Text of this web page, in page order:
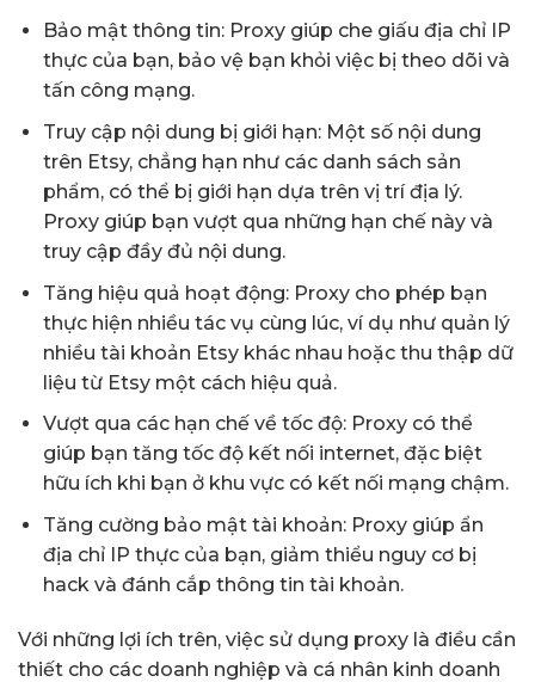
Bảo mật thông tin: Proxy giúp che giấu địa chỉ IP
thực của bạn, bảo vệ bạn khỏi việc bị theo dõi và
tấn công mạng.
Truy cập nội dung bị giới hạn: Một số nội dung
trên Etsy, chẳng hạn như các danh sách sản
phẩm, có thể bị giới hạn dựa trên vị trí địa lý.
Proxy giúp bạn vượt qua những hạn chế này và
truy cập đầy đủ nội dung.
Tăng hiệu quả hoạt động: Proxy cho phép bạn
thực hiện nhiều tác vụ cùng lúc, ví dụ như quản lý
nhiều tài khoản Etsy khác nhau hoặc thu thập dữ
liệu từ Etsy một cách hiệu quả.
Vượt qua các hạn chế về tốc độ: Proxy có thể
giúp bạn tăng tốc độ kết nối internet, đặc biệt
hữu ích khi bạn ở khu vực có kết nối mạng chậm.
Tăng cường bảo mật tài khoản: Proxy giúp ẩn
địa chỉ IP thực của bạn, giảm thiểu nguy cơ bị
hack và đánh cắp thông tin tài khoản.
Với những lợi ích trên, việc sử dụng proxy là điều cần
thiết cho các doanh nghiệp và cá nhân kinh doanh